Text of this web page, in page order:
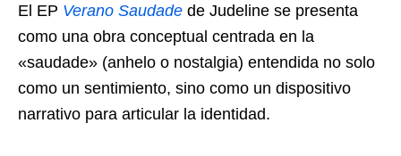
El EP Verano Saudade de Judeline se presenta
como una obra conceptual centrada en la
«saudade» (anhelo o nostalgia) entendida no solo
como un sentimiento, sino como un dispositivo
narrativo para articular la identidad.